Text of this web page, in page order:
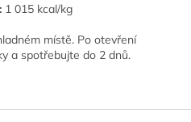
1 015 kcal/kg
místě. Po otevření
a spotřebujte do 2 dnů.